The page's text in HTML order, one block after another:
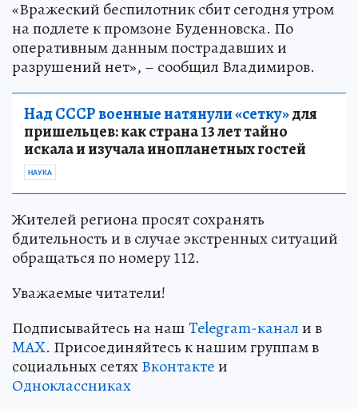
«Вражеский беспилотник сбит сегодня утром
на подлете к промзоне Буденновска. По
оперативным данным пострадавших и
разрушений нет», – сообщил Владимиров.
Над СССР военные натянули «сетку»для
пришельцев: как страна 13 лет тайно
искала и изучала инопланетных гостей
НАУКА
Жителей региона просят сохранять
бдительность и в случае экстренных ситуаций
обращаться по номеру 112.
Уважаемые читатели!
Подписывайтесь на нашTelegram-канали в
MAX. Присоединяйтесь к нашим группам в
социальных сетяхВконтактеи
Одноклассниках